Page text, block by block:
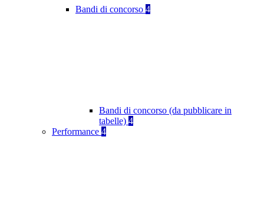
Bandi di concorso 4
Bandi di concorso (da pubblicare in
tabelle) 4
Performance 4